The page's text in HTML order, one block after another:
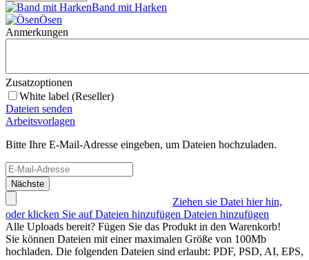
Band mit Harken
Ösen
Anmerkungen
Zusatzoptionen
White label (Reseller)
Dateien senden
Arbeitsvorlagen
Bitte Ihre E-Mail-Adresse eingeben, um Dateien hochzuladen.
Nächste
Ziehen sie Datei hier hin,
oder klicken Sie auf Dateien hinzufügen Dateien hinzufügen
Alle Uploads bereit? Fügen Sie das Produkt in den Warenkorb!
Sie können Dateien mit einer maximalen Größe von 100Mb
hochladen. Die folgenden Dateien sind erlaubt: PDF, PSD, AI, EPS,